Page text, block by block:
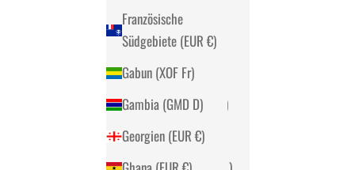
Französische
Südgebiete (EUR €)
Gabun (XOF Fr)
Gambia (GMD D)
Georgien (EUR €)
Belize (BZD $)
Bermuda (USD $)